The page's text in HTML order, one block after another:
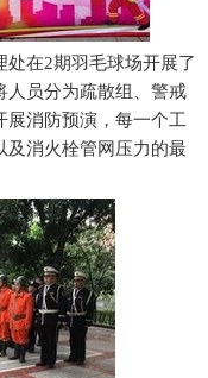
在2期羽毛球场开展了
人员分为疏散组、警戒
展消防预演，每一个工
及消火栓管网压力的最